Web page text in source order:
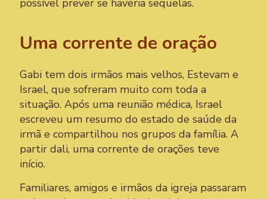
Uma corrente de oração
Gabi tem dois irmãos mais velhos, Estevam e
Israel, que sofreram muito com toda a
situação. Após uma reunião médica, Israel
escreveu um resumo do estado de saúde da
irmã e compartilhou nos grupos da família. A
partir dali, uma corrente de orações teve
início.
Familiares, amigos e irmãos da igreja passaram